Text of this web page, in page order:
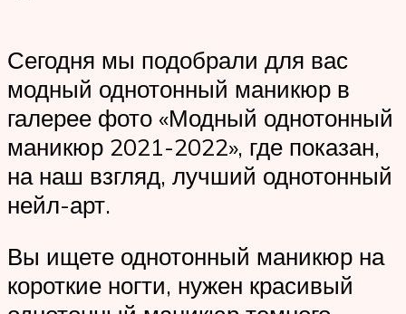
Сегодня мы подобрали для вас
модный однотонный маникюр в
галерее фото «Модный однотонный
маникюр 2021-2022», где показан,
на наш взгляд, лучший однотонный
нейл-арт.
Вы ищете однотонный маникюр на
короткие ногти, нужен красивый